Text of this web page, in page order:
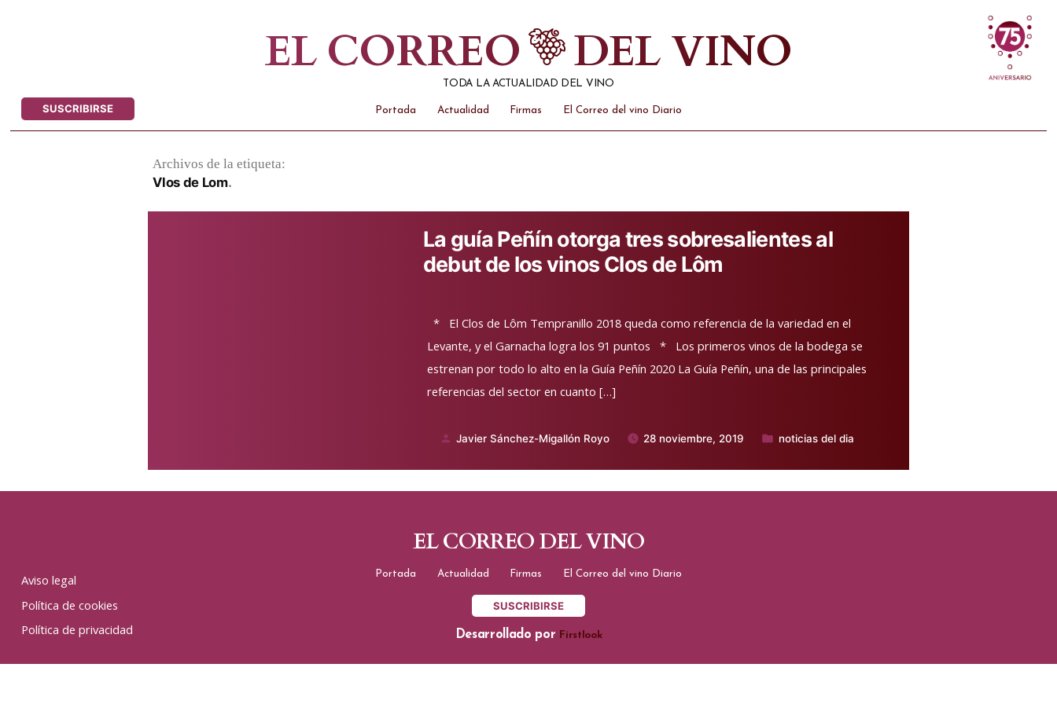
EL CORREO DEL VINO
TODA LA ACTUALIDAD DEL VINO
SUSCRIBIRSE Portada Actualidad Firmas El Correo del vino Diario
Archivos de la etiqueta:
Vlos de Lom
La guía Peñín otorga tres sobresalientes al
debut de los vinos Clos de Lôm
* El Clos de Lôm Tempranillo 2018 queda como referencia de la variedad en el
Levante, y el Garnacha logra los 91 puntos * Los primeros vinos de la bodega se
estrenan por todo lo alto en la Guía Peñín 2020 La Guía Peñín, una de las principales
referencias del sector en cuanto […]
Publicado
Javier Sánchez-Migallón Royo 28 noviembre, 2019
Publicado
noticias del dia
Aviso legal
Política de cookies
Política de privacidad
EL CORREO DEL VINO
Portada Actualidad Firmas El Correo del vino Diario
SUSCRIBIRSE
Desarrollado por Firstlook